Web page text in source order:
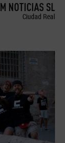
NOTICIAS SL
Ciudad Real